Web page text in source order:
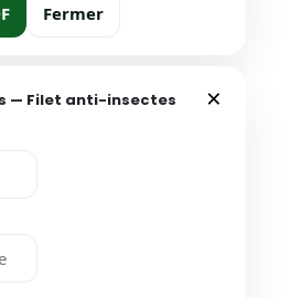
Fermer
— Filet anti-insectes ×